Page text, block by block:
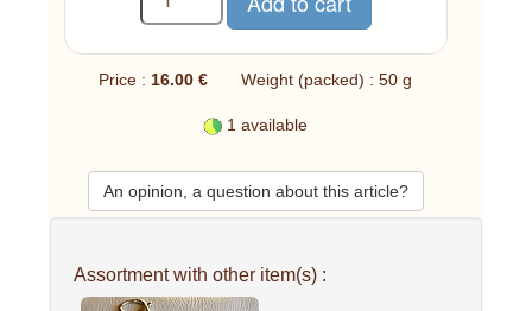
Price :16.00 € Weight (packed) : 50 g
1 available
An opinion, a question about this article?
Assortment with other item(s) :